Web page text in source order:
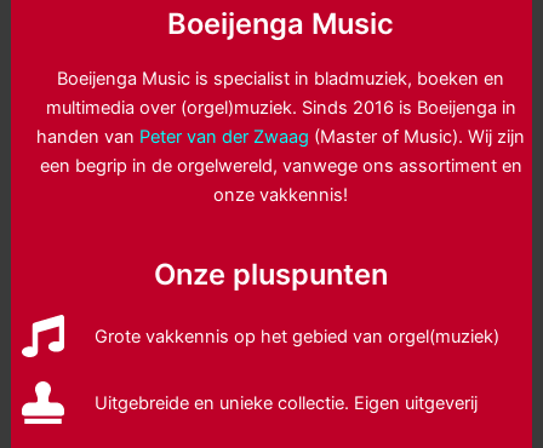
Boeijenga Music
Boeijenga Music is specialist in bladmuziek, boeken en
multimedia over (orgel)muziek. Sinds 2016 is Boeijenga in
handen van Peter van der Zwaag (Master of Music). Wij zijn
een begrip in de orgelwereld, vanwege ons assortiment en
onze vakkennis!
Onze pluspunten
Grote vakkennis op het gebied van orgel(muziek)
Uitgebreide en unieke collectie. Eigen uitgeverij